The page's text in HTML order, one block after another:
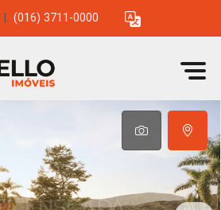
(016) 3711-0000